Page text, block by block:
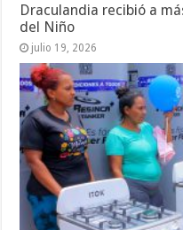
Draculandia recibió a
del Niño
julio 19, 2026